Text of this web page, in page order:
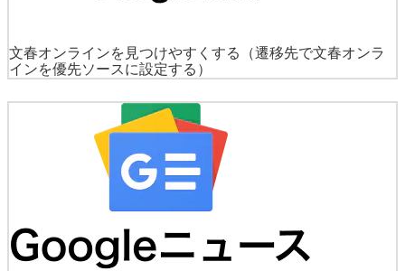
文春オンラインを見つけやすくする
（遷移先で文春オンラ
インを優先ソースに設定する）